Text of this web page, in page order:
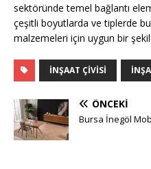
sektöründe temel bağlantı
çeşitli boyutlarda ve tiplerde
malzemeleri için uygun bir
İNŞAAT ÇIVISI
ÖNCEKI
Bursa İnegöl